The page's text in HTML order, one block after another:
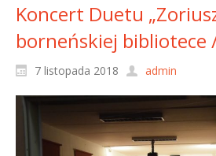
Koncert Duetu
borneńskiej bibliotece
7 listopada 2018 admin